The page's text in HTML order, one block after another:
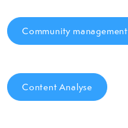
Community management
Content Analyse